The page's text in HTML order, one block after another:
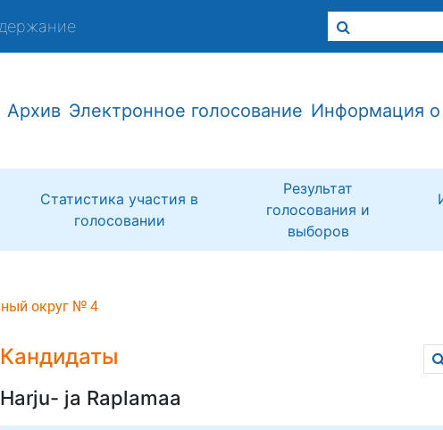
Архив Электронное голосование Информация
Статистика участия в
голосовании
Результат
голосования и
выборов
округ № 4
Кандидаты
Harju- ja Raplamaa